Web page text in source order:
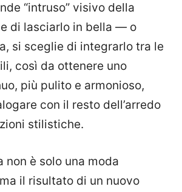
“intruso” visivo della
di lasciarlo in bella — o
si sceglie di integrarlo tra le
così da ottenere uno
più pulito e armonioso,
con il resto dell’arredo
stilistiche.
non è solo una moda
il risultato di un nuovo